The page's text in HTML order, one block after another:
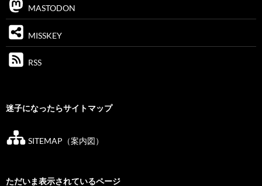
MASTODON
MISSKEY
RSS
迷子になったらサイトマップ
SITEMAP（案内図）
ただいま表示されているページ